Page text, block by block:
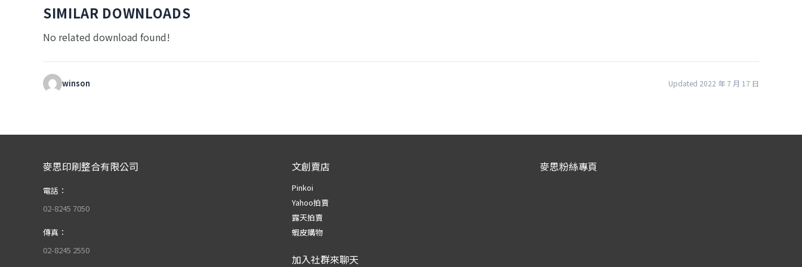
SIMILAR DOWNLOADS
No related download found!
winson Updated 2022 年 7 月 17 日
麥思印刷整合有限公司
電話：
02-8245 7050
傳真：
02-8245 2550
文創賣店
Pinkoi
Yahoo拍賣
露天拍賣
蝦皮購物
加入社群來聊天
麥思粉絲專頁